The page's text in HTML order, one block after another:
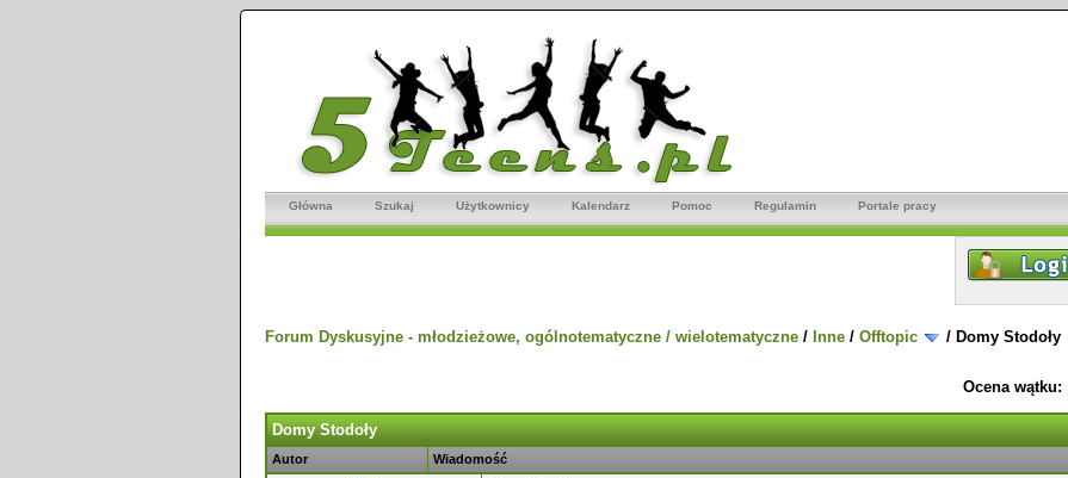
Główna Szukaj Użytkownicy Kalendarz Pomoc Regulamin Portale pracy
Forum Dyskusyjne - młodzieżowe, ogólnotematyczne / wielotematyczne / Inne / Offtopic / Domy Stodoły
Ocena wątku:
Domy Stodoły
Autor Wiadomość